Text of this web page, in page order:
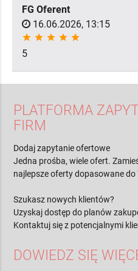
FG Oferent
16.06.2026, 13:15
star star star star star
5
PLATFORMA
FIRM
Dodaj zapytanie ofertowe
Jedna prośba, wiele ofert.
najlepsze oferty dopasowane
Szukasz nowych klientów?
Uzyskaj dostęp do planów
Kontaktuj się z potencjalnymi
DOWIEDZ SIĘ